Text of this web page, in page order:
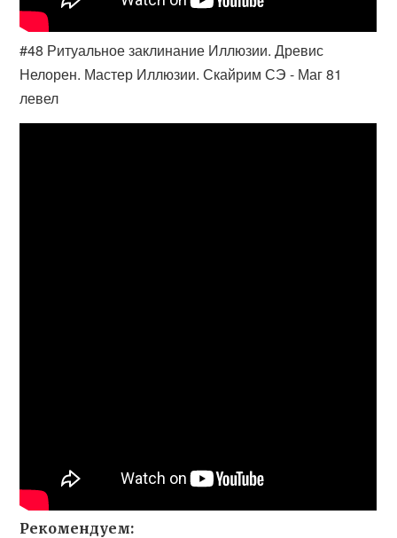
#48 Ритуальное заклинание Иллюзии. Древис
Нелорен. Мастер Иллюзии. Скайрим СЭ - Маг 81
левел
Рекомендуем: